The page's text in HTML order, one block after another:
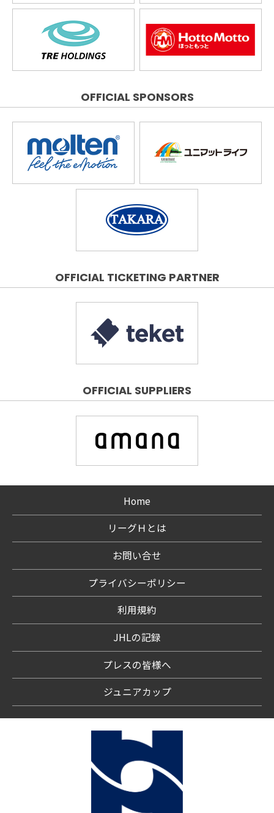
OFFICIAL SPONSORS
OFFICIAL TICKETING PARTNER
OFFICIAL SUPPLIERS
Home
リーグＨとは
お問い合せ
プライバシーポリシー
利用規約
JHLの記録
プレスの皆様へ
ジュニアカップ